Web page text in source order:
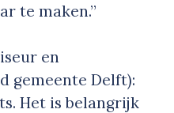
te maken.”
en
gemeente Delft):
Het is belangrijk